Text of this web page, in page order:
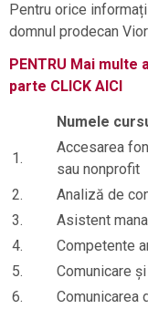
Pentru orice
domnul prodecan
PENTRU Mai
parte CLICK AICI
Numele
1.
Accesarea
sau nonprofit
2.
Analiză de
3.
Asistent
4.
Competente
5.
Comunicare
6.
Comunicarea